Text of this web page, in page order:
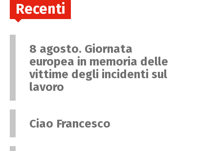
Recenti
8 agosto. Giornata
europea in memoria delle
vittime degli incidenti sul
lavoro
Ciao Francesco